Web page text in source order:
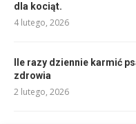
dla kociąt.
4 lutego, 2026
Ile razy dziennie karmić
zdrowia
2 lutego, 2026